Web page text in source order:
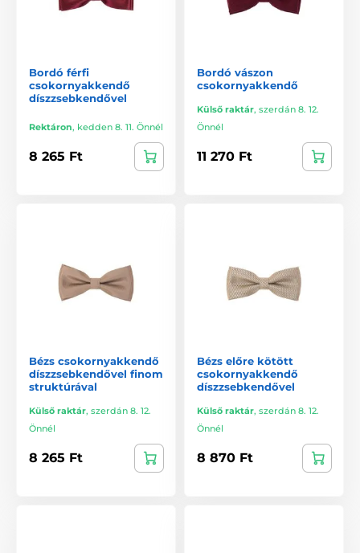
Bordó férfi
csokornyakkendő
díszzsebkendővel
Rektáron, kedden 8. 11. Önnél
8 265 Ft
Bordó vászon
csokornyakkendő
Külső raktár, szerdán 8. 12.
Önnél
11 270 Ft
Bézs csokornyakkendő
díszzsebkendővel finom
struktúrával
Külső raktár, szerdán 8. 12.
Önnél
8 265 Ft
Bézs előre kötött
csokornyakkendő
díszzsebkendővel
Külső raktár, szerdán 8. 12.
Önnél
8 870 Ft